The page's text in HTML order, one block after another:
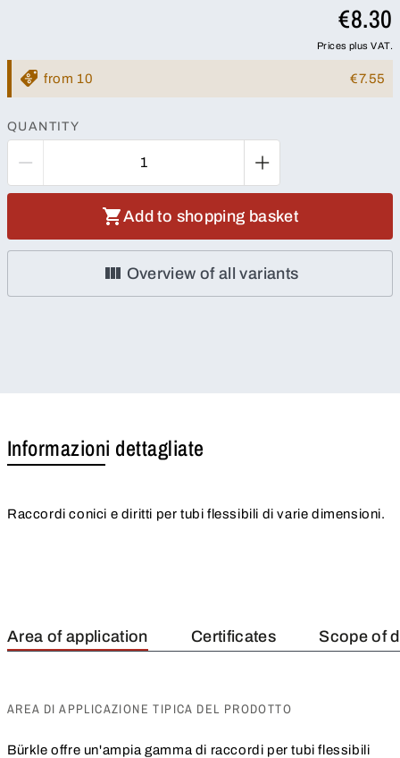
€8.30
Prices plus VAT.
from 10 €7.55
QUANTITY
Add to shopping basket
Overview of all variants
Informazioni dettagliate
Raccordi conici e diritti per tubi flessibili di varie dimensioni.
Area of application Certificates Scope of
AREA DI APPLICAZIONE TIPICA DEL PRODOTTO
Bürkle offre un'ampia gamma di raccordi per tubi flessibili